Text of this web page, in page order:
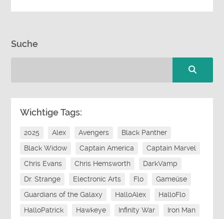
Suche
Wichtige Tags:
2025 Alex Avengers
Black Panther
Black Widow
Captain America
Captain Marvel
Chris Evans
Chris Hemsworth
DarkVamp
Dr. Strange
Electronic Arts Flo
Gameüse
Guardians of the Galaxy
HalloAlex
HalloFlo
HalloPatrick
Hawkeye Infinity War
Iron Man